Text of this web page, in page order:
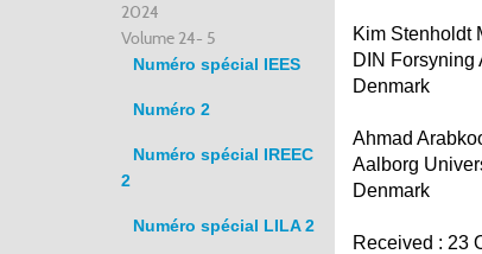
2024
Volume 24- 5
Numéro spécial IEES
Numéro 2
Numéro spécial IREEC
2
Numéro spécial LILA 2
Kim Stenholdt
DIN Forsyning
Denmark
Ahmad
Aalborg
Denmark
Received : 23